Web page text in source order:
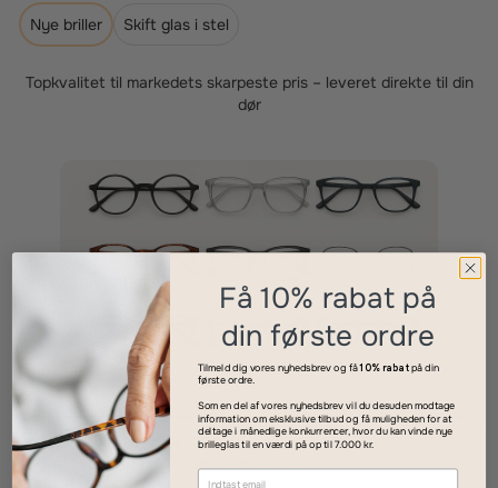
Nye briller Skift glas i stel
Topkvalitet til markedets skarpeste pris – leveret direkte til din
dør
Vælg dit stel
Find den stil og størrelse, der passer dig bedst.
Få 10% rabat på
din første ordre
Tilmeld dig vores nyhedsbrev og få10% rabatpå din
første ordre.
Som en del af vores nyhedsbrev vil du desuden modtage
information om eksklusive tilbud og få muligheden for at
deltage i månedlige konkurrencer, hvor du kan vinde nye
brilleglas til en værdi på op til 7.000 kr.